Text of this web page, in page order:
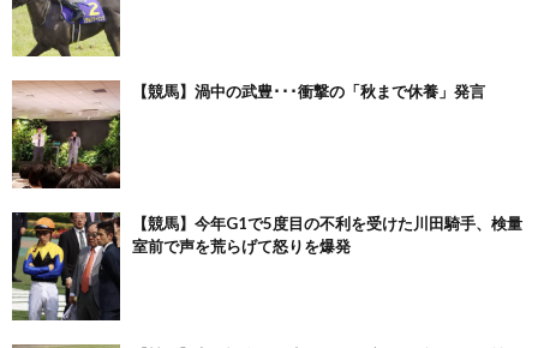
【競馬】渦中の武豊･･･衝撃の「秋まで休養」発言
【競馬】今年G1で5度目の不利を受けた川田騎手、検量
室前で声を荒らげて怒りを爆発